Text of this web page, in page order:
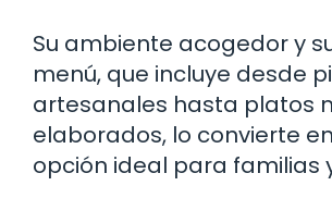
Su ambiente acogedor y
menú, que incluye desde
artesanales hasta platos
elaborados, lo convierte
opción ideal para familias